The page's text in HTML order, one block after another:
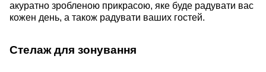
акуратно зробленою прикрасою, яке буде радувати вас
кожен день, а також радувати ваших гостей.
Стелаж для зонування